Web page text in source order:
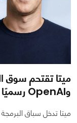
وOpenAI رسميًا
ميتا تدخل سباق